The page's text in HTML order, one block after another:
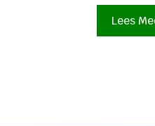
Lees